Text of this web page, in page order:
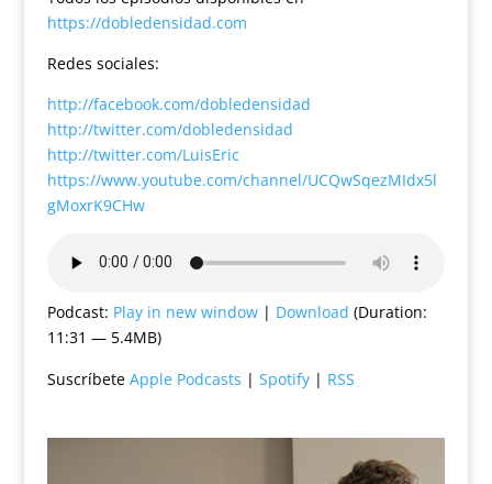
https://dobledensidad.com
Redes sociales:
http://facebook.com/dobledensidad
http://twitter.com/dobledensidad
http://twitter.com/LuisEric
https://www.youtube.com/channel/UCQwSqezMIdx5l
gMoxrK9CHw
Podcast: Play in new window| Download (Duration:
11:31 — 5.4MB)
Suscríbete Apple Podcasts | Spotify| RSS